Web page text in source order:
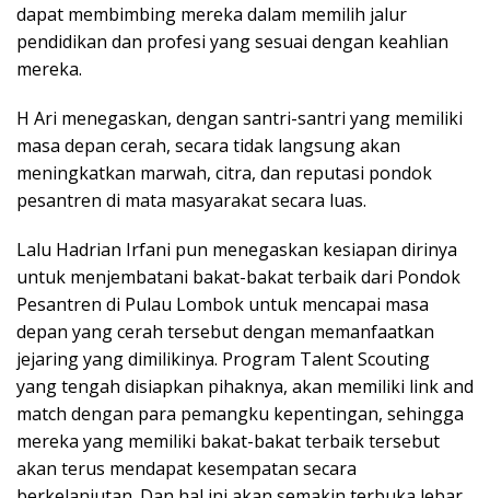
dapat membimbing mereka dalam memilih jalur
pendidikan dan profesi yang sesuai dengan keahlian
mereka.
H Ari menegaskan, dengan santri-santri yang memiliki
masa depan cerah, secara tidak langsung akan
meningkatkan marwah, citra, dan reputasi pondok
pesantren di mata masyarakat secara luas.
Lalu Hadrian Irfani pun menegaskan kesiapan dirinya
untuk menjembatani bakat-bakat terbaik dari Pondok
Pesantren di Pulau Lombok untuk mencapai masa
depan yang cerah tersebut dengan memanfaatkan
jejaring yang dimilikinya. Program Talent Scouting
yang tengah disiapkan pihaknya, akan memiliki link and
match dengan para pemangku kepentingan, sehingga
mereka yang memiliki bakat-bakat terbaik tersebut
akan terus mendapat kesempatan secara